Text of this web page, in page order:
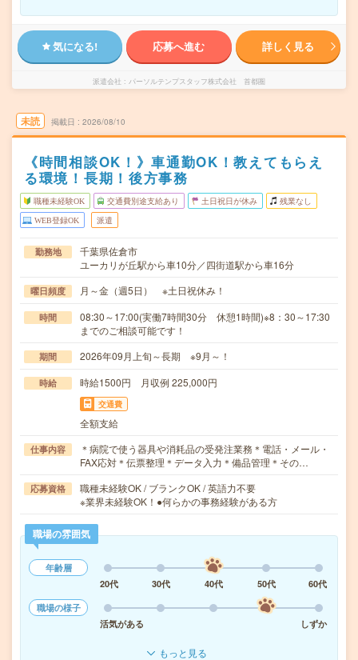
気になる! 応募へ進む 詳しく見る
派遣会社 パーソルテンプスタッフ株式会社 首都圏
未読 掲載日 2026/08/10
《時間相談OK！》車通勤OK！教えてもらえ
る環境！長期！後方事務
職種未経験OK 交通費別途支給あり 土日祝日が休み 残業なし
WEB登録OK 派遣
勤務地
千葉県佐倉市
ユーカリが丘駅から車10分／四街道駅から車16分
曜日頻度 月～金（週5日） ※土日祝休み！
時間
08:30～17:00(実働7時間30分 休憩1時間)※8：30～17:30
までのご相談可能です！
期間 2026年09月上旬～長期 ※9月～！
時給 時給1500円 月収例 225,000円
交通費
全額支給
仕事内容
＊病院で使う器具や消耗品の受発注業務＊電話・メール・
FAX応対＊伝票整理＊データ入力＊備品管理＊その…
応募資格
職種未経験OK / ブランクOK / 英語力不要
※業界未経験OK！●何らかの事務経験がある方
職場の雰囲気
年齢層
20代
30代 40代 50代
60代
職場の様子
活気がある
しずか
もっと見る